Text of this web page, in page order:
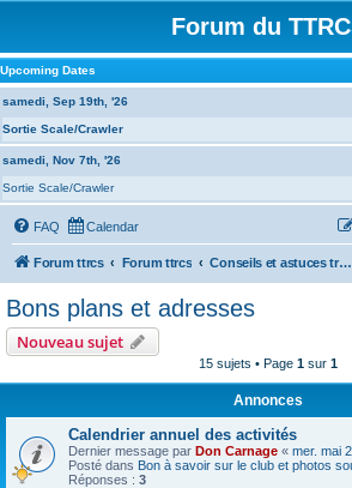
Forum du
Upcoming Dates
samedi, Sep 19th, '26
Sortie Scale/Crawler
samedi, Nov 7th, '26
Sortie Scale/Crawler
FAQ Calendar
Forum ttrcs Forum ttrcs Conseils et astuces transverses à toutes les sections
Bons plans et adresses
Nouveau sujet
15 sujets • Page 1 sur 1
Annonces
Calendrier annuel des activités
Dernier message par Don Carnage « mer. mai
Posté dans Bon à savoir sur le club et photos
Réponses : 3